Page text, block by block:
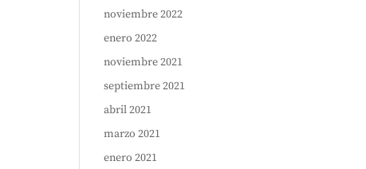
noviembre 2022
enero 2022
noviembre 2021
septiembre 2021
abril 2021
marzo 2021
enero 2021